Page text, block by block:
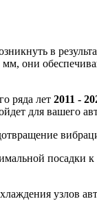
в
они
ряда лет 2011 -
для вашего
посадки к
узлов